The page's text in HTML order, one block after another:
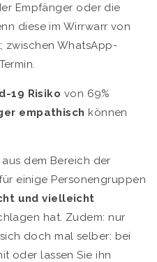
Empfänger oder die
diese im Wirrwarr von
zwischen WhatsApp-
19 Risiko von 69%
empathisch können
dem Bereich der
einige Personengruppen
und vielleicht
hat. Zudem: nur
doch mal selber: bei
oder lassen Sie ihn